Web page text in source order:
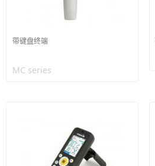
带键盘终端
MC series